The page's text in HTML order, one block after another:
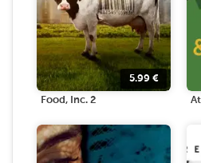
5.99 €
Food, Inc. 2